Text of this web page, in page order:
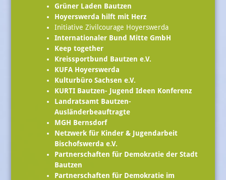
Grüner Laden Bautzen
Hoyerswerda hilft mit Herz
Initiative Zivilcourage Hoyerswerda
Internationaler Bund Mitte GmbH
Keep together
Kreissportbund Bautzen e.V.
KUFA Hoyerswerda
Kulturbüro Sachsen e.V.
KURTI Bautzen- Jugend Ideen Konferenz
Landratsamt Bautzen-
Ausländerbeauftragte
MGH Bernsdorf
Netzwerk für Kinder & Jugendarbeit
Bischofswerda e.V.
Partnerschaften für Demokratie der Stadt
Bautzen
Partnerschaften für Demokratie im